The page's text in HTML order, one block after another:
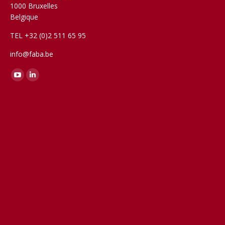
1000 Bruxelles
Belgique
TEL +32 (0)2 511 65 95
info@faba.be
Trouvez nous sur :
YouTubeLinkedIn